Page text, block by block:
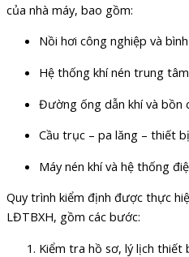
của nhà máy, bao gồm:
Nồi hơi công nghiệp và
Hệ thống khí nén trung
Đường ống dẫn khí và bồn
Cầu trục – pa lăng – thiết
Máy nén khí và hệ thống
Quy trình kiểm định được thực
LĐTBXH, gồm các bước:
Kiểm tra hồ sơ, lý lịch thiết